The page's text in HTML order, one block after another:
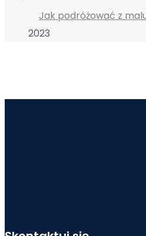
Jak podróżować z
2023